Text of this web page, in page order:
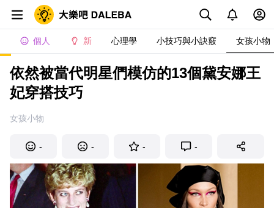
個人 新 心理學 小技巧與小訣竅 女孩小物
依然被當代明星們模仿的13個黛安娜王
妃穿搭技巧
女孩小物
- - - -